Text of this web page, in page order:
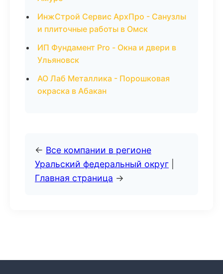
ИнжСтрой Сервис АрхПро - Санузлы
и плиточные работы в Омск
ИП Фундамент Pro - Окна и двери в
Ульяновск
АО Лаб Металлика - Порошковая
окраска в Абакан
← Все компании в регионе
Уральский федеральный округ
Главная страница →